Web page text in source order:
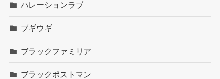
ハレーションラブ
ブギウギ
ブラックファミリア
ブラックポストマン